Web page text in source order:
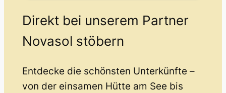
Direkt bei unserem Partner
Novasol stöbern
Entdecke die schönsten Unterkünfte –
von der einsamen Hütte am See bis